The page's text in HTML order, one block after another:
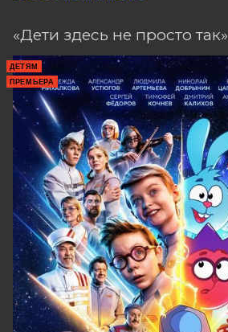
«Дети здесь не просто так»
ДЕТЯМ
ПРЕМЬЕРА